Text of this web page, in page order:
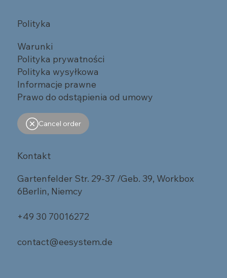
Polityka
Warunki
Polityka prywatności
Polityka wysyłkowa
Informacje prawne
Prawo do odstąpienia od umowy
Cancel order
Kontakt
Gartenfelder Str. 29-37 /Geb. 39, Workbox
6Berlin, Niemcy
+49 30 70016272
contact@eesystem.de